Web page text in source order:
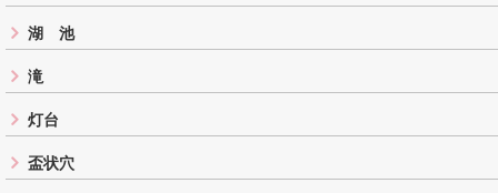
湖 池
滝
灯台
盃状穴